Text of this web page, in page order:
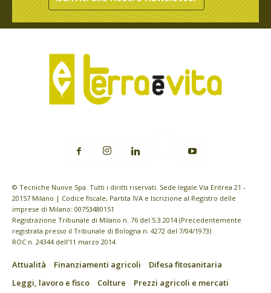
© Tecniche Nuove Spa. Tutti i diritti riservati. Sede legale Via Eritrea 21 -
20157 Milano | Codice fiscale, Partita IVA e Iscrizione al Registro delle
imprese di Milano: 00753480151
Registrazione Tribunale di Milano n. 76 del 5.3.2014 (Precedentemente
registrata presso il Tribunale di Bologna n. 4272 del 7/04/1973)
ROC n. 24344 dell’11 marzo 2014
Attualità Finanziamenti agricoli
Difesa fitosanitaria
Leggi, lavoro e fisco
Colture
Prezzi agricoli e mercati